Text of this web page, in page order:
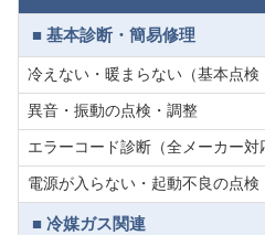
■ 基本診断・簡易修理
冷えない・暖まらない（基本点検
異音・振動の点検・調整
エラーコード診断（全メーカー対
電源が入らない・起動不良の点検
■ 冷媒ガス関連